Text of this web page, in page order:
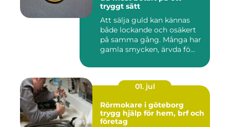
tryggt sätt
Att sälja guld kan kännas
både lockande och osäkert
på samma gång. Många har
gamla smycken, ärvda fö...
01. jul
Rörmokare i göteborg
trygg hjälp för hem, brf och
företag